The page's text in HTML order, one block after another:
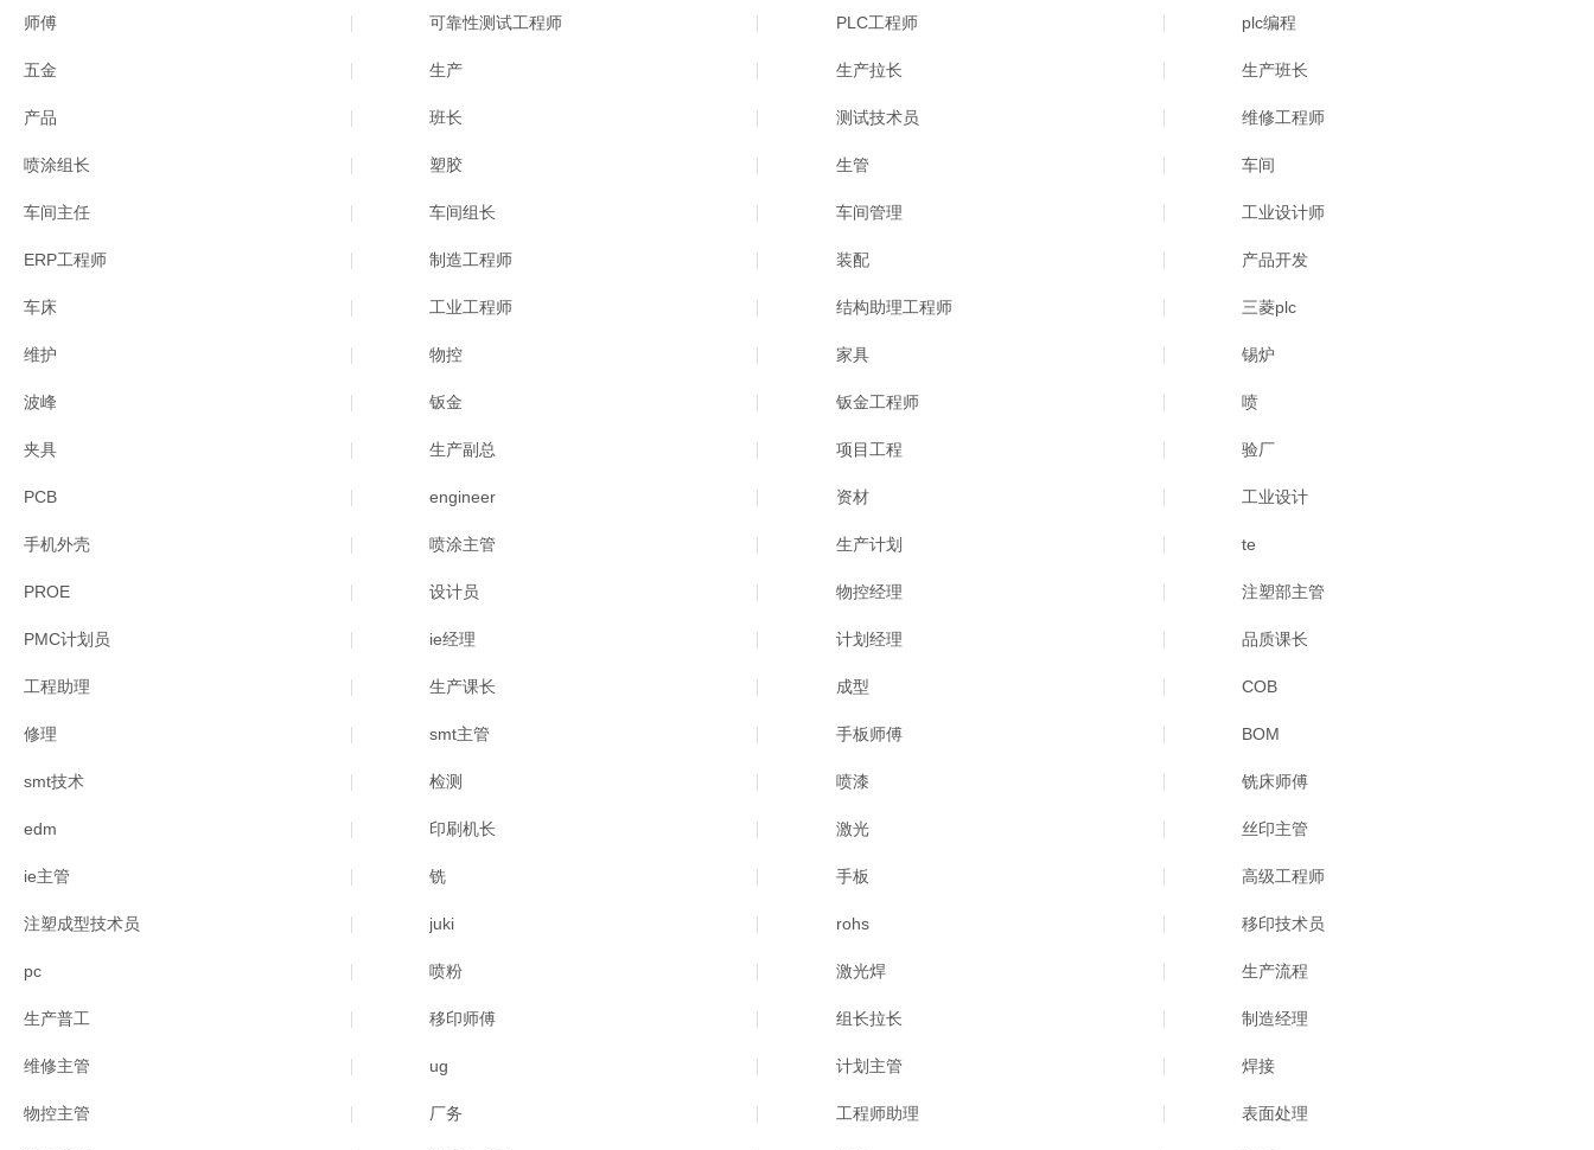
师傅 可靠性测试工程师 PLC工程师 plc编程
五金 生产 生产拉长 生产班长
产品 班长 测试技术员 维修工程师
喷涂组长 塑胶 生管 车间
车间主任 车间组长 车间管理 工业设计师
ERP工程师 制造工程师 装配 产品开发
车床 工业工程师 结构助理工程师 三菱plc
维护 物控 家具 锡炉
波峰 钣金 钣金工程师 喷
夹具 生产副总 项目工程 验厂
PCB engineer 资材 工业设计
手机外壳 喷涂主管 生产计划 te
PROE 设计员 物控经理 注塑部主管
PMC计划员 ie经理 计划经理 品质课长
工程助理 生产课长 成型 COB
修理 smt主管 手板师傅 BOM
smt技术 检测 喷漆 铣床师傅
edm 印刷机长 激光 丝印主管
ie主管 铣 手板 高级工程师
注塑成型技术员 juki rohs 移印技术员
pc 喷粉 激光焊 生产流程
生产普工 移印师傅 组长拉长 制造经理
维修主管 ug 计划主管 焊接
物控主管 厂务 工程师助理 表面处理